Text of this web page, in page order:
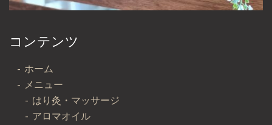
コンテンツ
ホーム
メニュー
はり灸・マッサージ
アロマオイル